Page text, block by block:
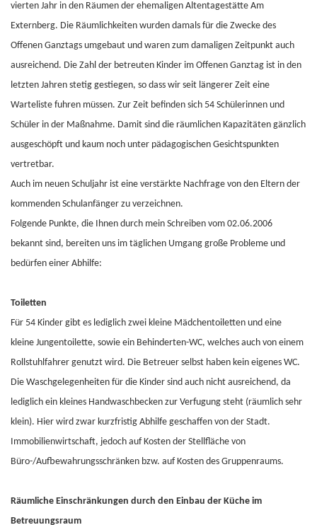
vierten Jahr in den Räumen der ehemaligen Altentagestätte Am
Externberg. Die Räumlichkeiten wurden damals für die Zwecke des
Offenen Ganztags umgebaut und waren zum damaligen Zeitpunkt auch
ausreichend. Die Zahl der betreuten Kinder im Offenen Ganztag ist in den
letzten Jahren stetig gestiegen, so dass wir seit län­gerer Zeit eine
Warteliste fuhren müssen. Zur Zeit befinden sich 54 Schülerinnen und
Schüler in der Maßnahme. Damit sind die räumlichen Kapazitäten gänzlich
ausgeschöpft und kaum noch unter pädagogischen Gesichtspunkten
vertretbar.
Auch im neuen Schuljahr ist eine verstärkte Nachfrage von den Eltern der
kommenden Schulanfän­ger zu verzeichnen.
Folgende Punkte, die Ihnen durch mein Schreiben vom 02.06.2006
bekannt sind, bereiten uns im täglichen Umgang große Probleme und
bedürfen einer Abhilfe:
Toiletten
Für 54 Kinder gibt es lediglich zwei kleine Mädchentoiletten und eine
kleine Jungentoilette, sowie ein Behinderten-WC, welches auch von einem
Rollstuhlfahrer genutzt wird. Die Be­treuer selbst haben kein eigenes WC.
Die Waschgelegenheiten für die Kinder sind auch nicht ausreichend, da
lediglich ein kleines Handwaschbecken zur Verfugung steht (räumlich sehr
klein). Hier wird zwar kurzfristig Abhilfe geschaffen von der Stadt.
Immobilienwirt­schaft, jedoch auf Kosten der Stellfläche von
Büro-/Aufbewahrungsschränken bzw. auf Kos­ten des Gruppenraums.
Räumliche Einschränkungen durch den Einbau der Küche im
Betreuungsraum